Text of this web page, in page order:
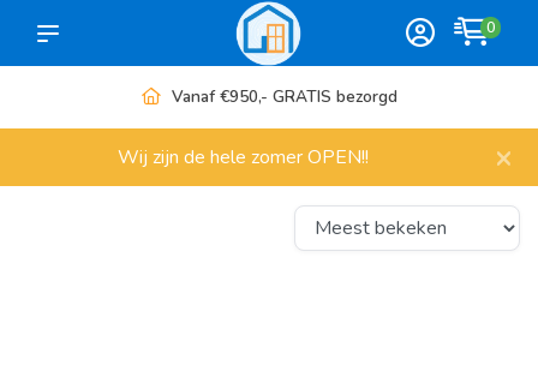
0
Vanaf €950,- GRATIS bezorgd
Wij zijn de hele zomer OPEN!! ×